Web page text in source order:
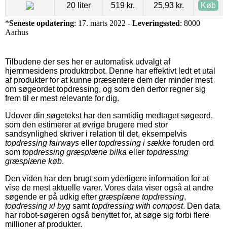
20 liter 519 kr. 25,93 kr. Køb
*Seneste opdatering: 17. marts 2022 - Leveringssted: 8000
Aarhus
Tilbudene der ses her er automatisk udvalgt af
hjemmesidens produktrobot. Denne har effektivt ledt et utal
af produkter for at kunne præsentere dem der minder mest
om søgeordet topdressing, og som den derfor regner sig
frem til er mest relevante for dig.
Udover din søgetekst har den samtidig medtaget søgeord,
som den estimerer at øvrige brugere med stor
sandsynlighed skriver i relation til det, eksempelvis
topdressing fairways eller topdressing i sække foruden ord
som topdressing græsplæne bilka eller topdressing
græsplæne køb.
Den viden har den brugt som yderligere information for at
vise de mest aktuelle varer. Vores data viser også at andre
søgende er på udkig efter græsplæne topdressing,
topdressing xl byg samttopdressing with compost. Den data
har robot-søgeren også benyttet for, at søge sig forbi flere
millioner af produkter.